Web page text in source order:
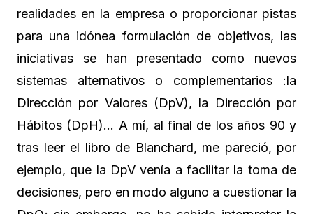
realidades en la empresa o proporcionar pistas
para una idónea formulación de objetivos, las
iniciativas se han presentado como nuevos
sistemas alternativos o complementarios :la
Dirección por Valores (DpV), la Dirección por
Hábitos (DpH)… A mí, al final de los años 90 y
tras leer el libro de Blanchard, me pareció, por
ejemplo, que la DpV venía a facilitar la toma de
decisiones, pero en modo alguno a cuestionar la